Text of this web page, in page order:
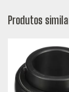
Produtos